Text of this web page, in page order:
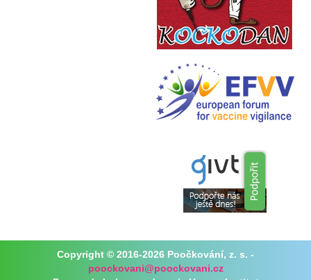
Copyright © 2016-2026 Poočkování, z. s. -
poockovani@poockovani.cz